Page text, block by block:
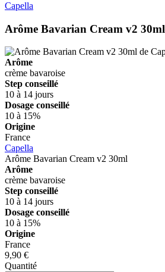
Capella
Arôme Bavarian Cream v2 30ml
Arôme
crème bavaroise
Step conseillé
10 à 14 jours
Dosage conseillé
10 à 15%
Origine
France
Capella
Arôme Bavarian Cream v2 30ml
Arôme
crème bavaroise
Step conseillé
10 à 14 jours
Dosage conseillé
10 à 15%
Origine
France
9,90 €
Quantité